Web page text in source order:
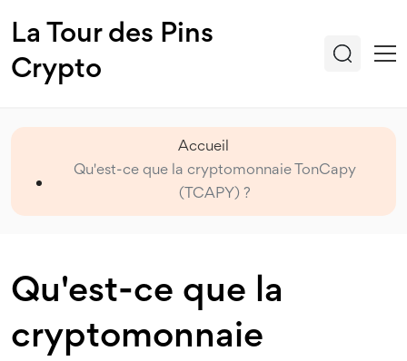
La Tour des Pins
Crypto
Accueil
Qu'est-ce que la cryptomonnaie TonCapy
(TCAPY) ?
Qu'est-ce que la
cryptomonnaie